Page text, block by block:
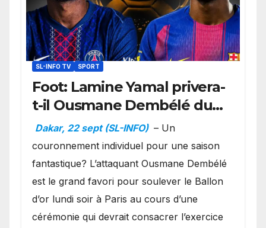
SL-INFO TV SPORT
Foot: Lamine Yamal privera-
t-il Ousmane Dembélé du
Ballon d’or ?
Dakar, 22 sept (SL-INFO) – Un
couronnement individuel pour une saison
fantastique? L’attaquant Ousmane Dembélé
est le grand favori pour soulever le Ballon
d’or lundi soir à Paris au cours d’une
cérémonie qui devrait consacrer l’exercice